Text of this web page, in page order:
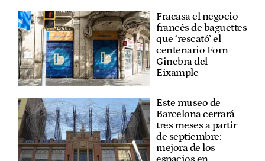
Fracasa el negocio
francés de baguettes
que ‘rescató’ el
centenario Forn
Ginebra del
Eixample
Este museo de
Barcelona cerrará
tres meses a partir
de septiembre:
mejora de los